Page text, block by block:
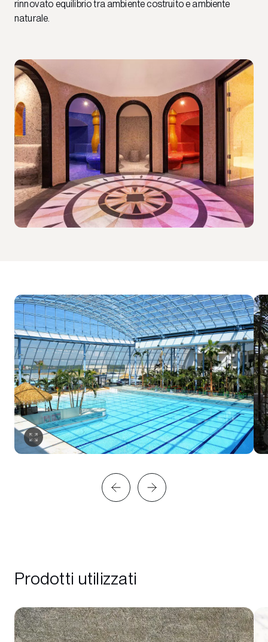
rinnovato equilibrio tra ambiente costruito e ambiente
naturale.
Prodotti utilizzati